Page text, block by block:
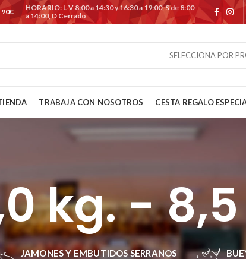
90€
HORARIO: L-V 8:00 a 14:30 y 16:30 a 19:00, S de 8:00
a 14:00, D Cerrado
SELECCIONA POR
TRABAJA CON NOSOTROS CESTA REGALO
kg. -
JAMONES Y EMBUTIDOS SERRANOS